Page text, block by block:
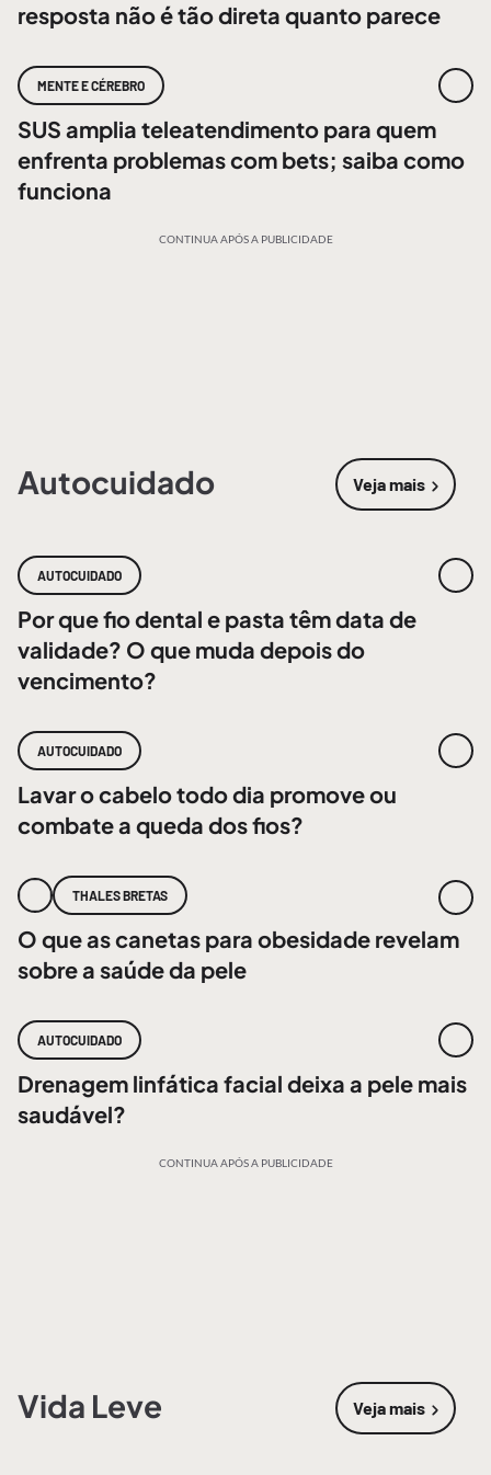
resposta não é tão direta quanto parece
MENTE E CÉREBRO
SUS amplia teleatendimento para quem
enfrenta problemas com bets; saiba como
funciona
CONTINUA APÓS A PUBLICIDADE
Autocuidado Veja mais
sobre
AUTOCUIDADO
Por que fio dental e pasta têm data de
validade? O que muda depois do
vencimento?
AUTOCUIDADO
Lavar o cabelo todo dia promove ou
combate a queda dos fios?
THALES BRETAS
O que as canetas para obesidade revelam
sobre a saúde da pele
AUTOCUIDADO
Drenagem linfática facial deixa a pele mais
saudável?
CONTINUA APÓS A PUBLICIDADE
Vida Leve Veja mais
sobre Vida